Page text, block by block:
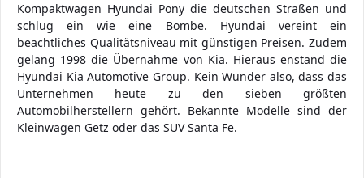
Kompaktwagen Hyundai Pony die deutschen Straßen und
schlug ein wie eine Bombe. Hyundai vereint ein
beachtliches Qualitätsniveau mit günstigen Preisen. Zudem
gelang 1998 die Übernahme von Kia. Hieraus enstand die
Hyundai Kia Automotive Group. Kein Wunder also, dass das
Unternehmen heute zu den sieben größten
Automobilherstellern gehört. Bekannte Modelle sind der
Kleinwagen Getz oder das SUV Santa Fe.